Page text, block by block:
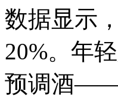
数据显示
20%。年
预调酒——